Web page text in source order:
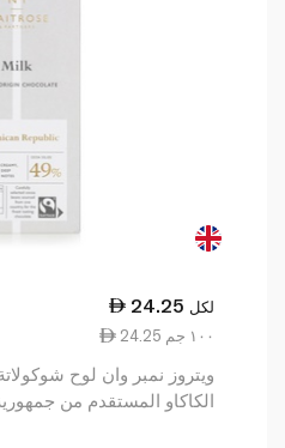
24.25 لكل
24.25 ١٠٠ جم
الكاكاو المستقدم من جمهورية